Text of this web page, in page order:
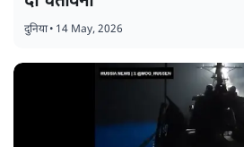
दुनिया• 14 May, 2026